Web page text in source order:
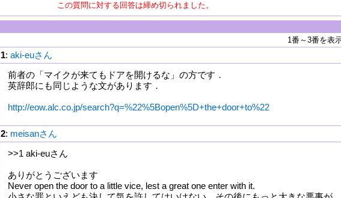
この質問に対する回答は締め切られました。
1番～3番を表
1: aki-euさん
前者の「マイクが来てもドアを開けるな」の方です．
英辞郎にも同じような文があります．
http://eow.alc.co.jp/search?q=%22%5Bopen%5D+the+door+to%22
2: meisanさん
>>1 aki-euさん
ありがとうございます
Never open the door to a little vice, lest a great one enter with it.